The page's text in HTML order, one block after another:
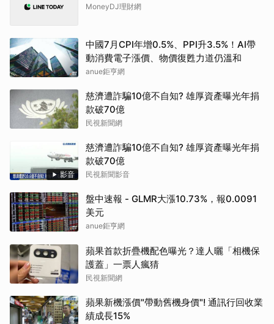
MoneyDJ理財網
中國7月CPI年增0.5%、PPI升3.5%！AI帶
動消費電子漲價、物價復甦力道仍溫和
anue鉅亨網
慈濟遭詐騙10億不自知? 雄厚資產曝光年捐
款破70億
民視新聞網
影音
慈濟遭詐騙10億不自知? 雄厚資產曝光年捐
款破70億
民視新聞影音
盤中速報 - GLMR大漲10.73%，報0.0091
美元
anue鉅亨網
蘋果首款折疊機配色曝光？達人曬「相機保
護蓋」一票人瘋猜
民視新聞網
蘋果新機漲價"帶動舊機身價"! 通訊行回收業
績成長15%